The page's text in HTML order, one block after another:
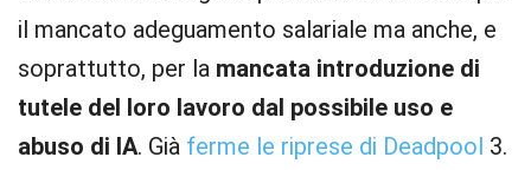
il mancato adeguamento salariale ma anche, e
soprattutto, per la mancata introduzione di
tutele del loro lavoro dal possibile uso e
abuso di IA. Già ferme le riprese di Deadpool 3.